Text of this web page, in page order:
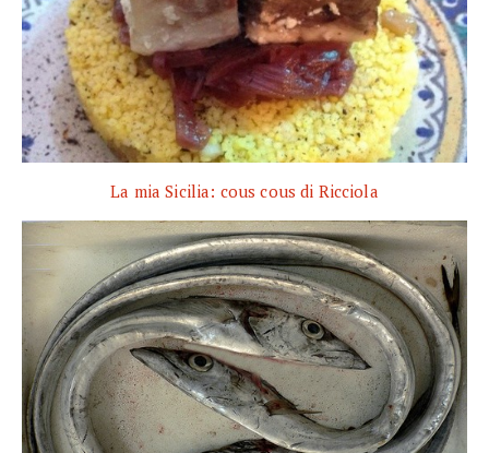
La mia Sicilia: cous cous di Ricciola